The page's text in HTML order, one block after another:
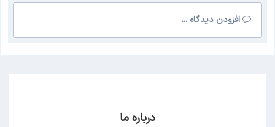
افزودن دیدگاه ...
درباره ما